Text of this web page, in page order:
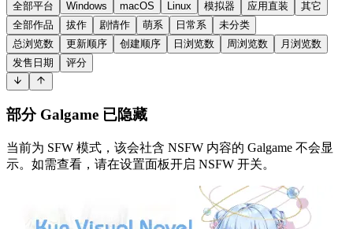
全部平台
Windows macOS Linux 模拟器 应用直装
其它
全部作品
拔作 剧情作 萌系 日常系
未分类
总浏览数
更新顺序 创建顺序 日浏览数 周浏览数
月浏览数
发售日期
评分
部分 Galgame 已隐藏
当前为 SFW 模式，该会社含 NSFW 内容的 Galgame 不会显
示。如需查看，请在设置面板开启 NSFW 开关。